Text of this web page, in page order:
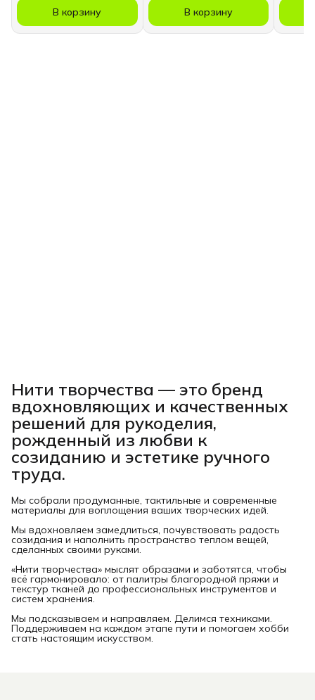
В корзину
В корзину
Нити творчества — это бренд
вдохновляющих и качественных
решений для рукоделия,
рожденный из любви к
созиданию и эстетике ручного
труда.
Мы собрали продуманные, тактильные и современные
материалы для воплощения ваших творческих идей.
Мы вдохновляем замедлиться, почувствовать радость
созидания и наполнить пространство теплом вещей,
сделанных своими руками.
«Нити творчества» мыслят образами и заботятся, чтобы
всё гармонировало: от палитры благородной пряжи и
текстур тканей до профессиональных инструментов и
систем хранения.
Мы подсказываем и направляем. Делимся техниками.
Поддерживаем на каждом этапе пути и помогаем хобби
стать настоящим искусством.